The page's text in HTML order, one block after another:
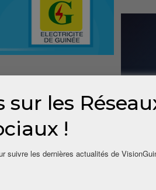
de
bauxite, le pays
partenaires
de
les institutions
sur les
!
suivre les dernières actualités de